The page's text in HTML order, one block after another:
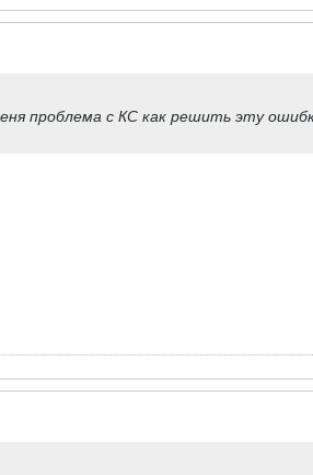
проблема с КС как решить эту